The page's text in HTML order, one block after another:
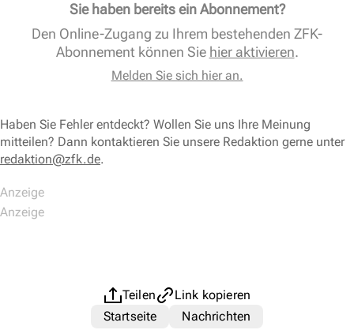
Sie haben bereits ein Abonnement?
Den Online-Zugang zu Ihrem bestehenden ZFK-
Abonnement können Sie hier aktivieren.
Melden Sie sich hier an.
Haben Sie Fehler entdeckt? Wollen Sie uns Ihre Meinung
mitteilen? Dann kontaktieren Sie unsere Redaktion gerne unter
redaktion@zfk.de.
Teilen
Link kopieren
Startseite
Nachrichten